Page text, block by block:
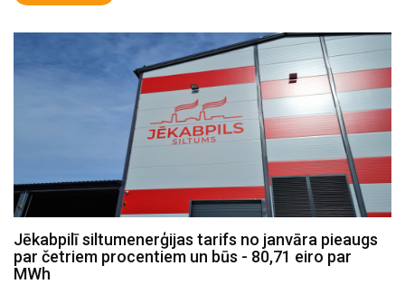
Jēkabpilī siltumenerģijas tarifs no janvāra pieaugs
par četriem procentiem un būs - 80,71 eiro par
MWh